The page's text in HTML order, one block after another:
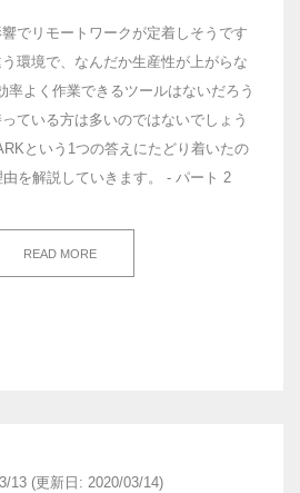
でリモートワークが定着しそうです
環境で、なんだか生産性が上がらな
率よく作業できるツールはないだろう
ている方は多いのではないでしょう
という1つの答えにたどり着いたの
を解説していきます。 - パート 2
READ MORE
13 (更新日: 2020/03/14)